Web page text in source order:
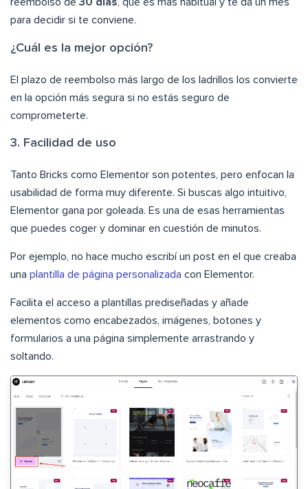
reembolso de 30 días, que es más habitual y te da un mes
para decidir si te conviene.
¿Cuál es la mejor opción?
El plazo de reembolso más largo de los ladrillos los convierte
en la opción más segura si no estás seguro de
comprometerte.
3. Facilidad de uso
Tanto Bricks como Elementor son potentes, pero enfocan la
usabilidad de forma muy diferente. Si buscas algo intuitivo,
Elementor gana por goleada. Es una de esas herramientas
que puedes coger y dominar en cuestión de minutos.
Por ejemplo, no hace mucho escribí un post en el que creaba
una plantilla de página personalizada con Elementor.
Facilita el acceso a plantillas prediseñadas y añade
elementos como encabezados, imágenes, botones y
formularios a una página simplemente arrastrando y
soltando.